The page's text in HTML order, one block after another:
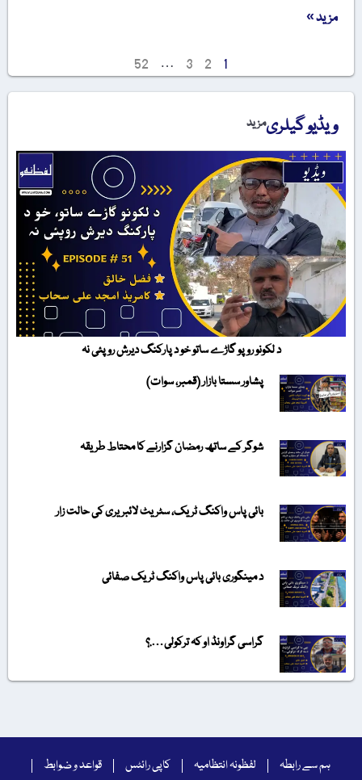
مزید »
1
2
3
…
52
ویڈیو گیلریمزید
د لکونو روپو گاڑے ساتو خو د پارکنگ دیرش روپئی نہ
پشاور سستا بازار (قمبر، سوات)
شوگر کے ساتھ رمضان گزارنے کا محتاط طریقہ
بائی پاس واکنگ ٹریک، سٹریٹ لائبریری کی حالت زار
د مینگوری بائی پاس واکنگ ٹریک صفائی
گراسی گراونڈ او کہ ترکولی….؟
ہم سے رابطہ لفظونہ انتظامیہ کاپی رائٹس قواعد و ضوابط